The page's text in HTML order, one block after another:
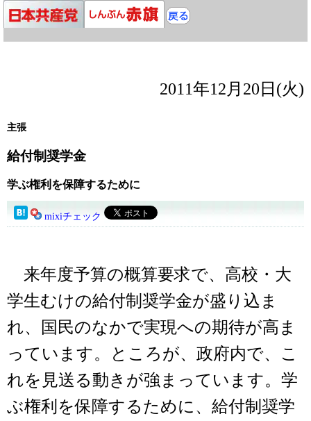
2011年12月20日(火)
主張
給付制奨学金
学ぶ権利を保障するために
mixiチェック
来年度予算の概算要求で、高校・大
学生むけの給付制奨学金が盛り込ま
れ、国民のなかで実現への期待が高ま
っています。ところが、政府内で、こ
れを見送る動きが強まっています。学
ぶ権利を保障するために、給付制奨学